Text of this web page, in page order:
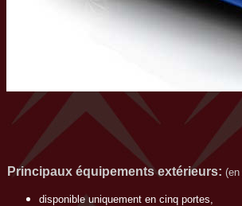
Principaux équipements extérieurs: (en
disponible uniquement en cinq portes,